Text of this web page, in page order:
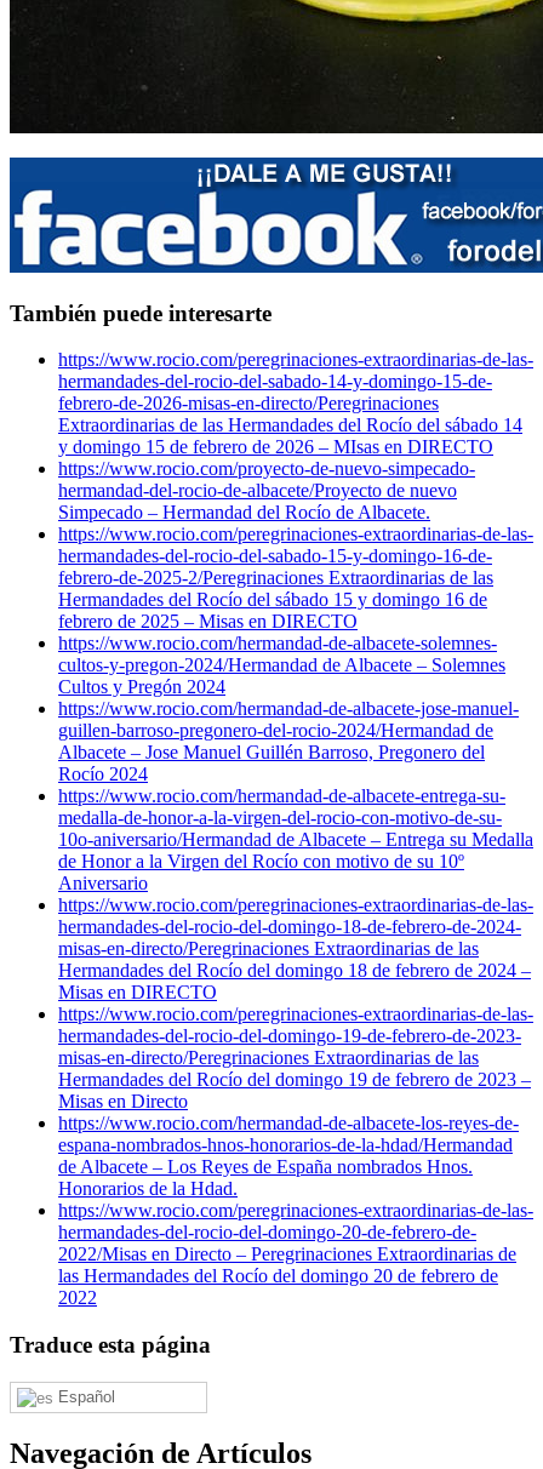
También puede interesarte
https://www.rocio.com/peregrinaciones-extraordinarias-de-las-
hermandades-del-rocio-del-sabado-14-y-domingo-15-de-
febrero-de-2026-misas-en-directo/Peregrinaciones
Extraordinarias de las Hermandades del Rocío del sábado 14
y domingo 15 de febrero de 2026 – MIsas en DIRECTO
https://www.rocio.com/proyecto-de-nuevo-simpecado-
hermandad-del-rocio-de-albacete/Proyecto de nuevo
Simpecado – Hermandad del Rocío de Albacete.
https://www.rocio.com/peregrinaciones-extraordinarias-de-las-
hermandades-del-rocio-del-sabado-15-y-domingo-16-de-
febrero-de-2025-2/Peregrinaciones Extraordinarias de las
Hermandades del Rocío del sábado 15 y domingo 16 de
febrero de 2025 – Misas en DIRECTO
https://www.rocio.com/hermandad-de-albacete-solemnes-
cultos-y-pregon-2024/Hermandad de Albacete – Solemnes
Cultos y Pregón 2024
https://www.rocio.com/hermandad-de-albacete-jose-manuel-
guillen-barroso-pregonero-del-rocio-2024/Hermandad de
Albacete – Jose Manuel Guillén Barroso, Pregonero del
Rocío 2024
https://www.rocio.com/hermandad-de-albacete-entrega-su-
medalla-de-honor-a-la-virgen-del-rocio-con-motivo-de-su-
10o-aniversario/Hermandad de Albacete – Entrega su Medalla
de Honor a la Virgen del Rocío con motivo de su 10º
Aniversario
https://www.rocio.com/peregrinaciones-extraordinarias-de-las-
hermandades-del-rocio-del-domingo-18-de-febrero-de-2024-
misas-en-directo/Peregrinaciones Extraordinarias de las
Hermandades del Rocío del domingo 18 de febrero de 2024 –
Misas en DIRECTO
https://www.rocio.com/peregrinaciones-extraordinarias-de-las-
hermandades-del-rocio-del-domingo-19-de-febrero-de-2023-
misas-en-directo/Peregrinaciones Extraordinarias de las
Hermandades del Rocío del domingo 19 de febrero de 2023 –
Misas en Directo
https://www.rocio.com/hermandad-de-albacete-los-reyes-de-
espana-nombrados-hnos-honorarios-de-la-hdad/Hermandad
de Albacete – Los Reyes de España nombrados Hnos.
Honorarios de la Hdad.
https://www.rocio.com/peregrinaciones-extraordinarias-de-las-
hermandades-del-rocio-del-domingo-20-de-febrero-de-
2022/Misas en Directo – Peregrinaciones Extraordinarias de
las Hermandades del Rocío del domingo 20 de febrero de
2022
Traduce esta página
Español
Navegación de Artículos